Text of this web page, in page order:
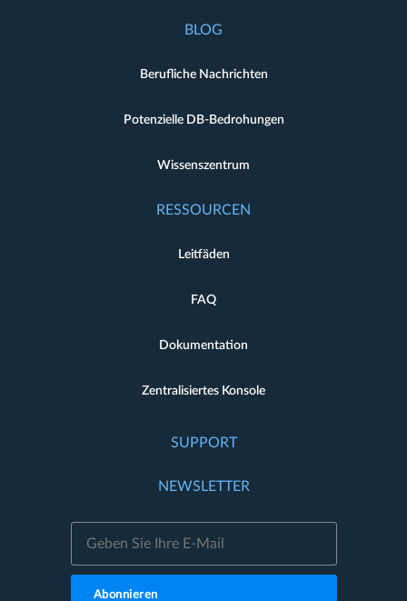
BLOG
Berufliche Nachrichten
Potenzielle DB-Bedrohungen
Wissenszentrum
RESSOURCEN
Leitfäden
FAQ
Dokumentation
Zentralisiertes Konsole
SUPPORT
NEWSLETTER
Abonnieren